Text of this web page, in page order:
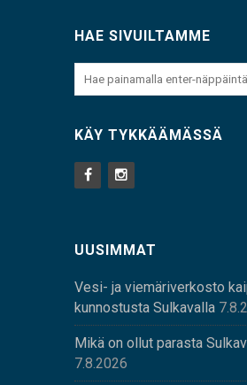
HAE SIVUILTAMME
KÄY TYKKÄÄMÄSSÄ
UUSIMMAT
Vesi- ja viemäriverkosto
kunnostusta Sulkavalla
Mikä on ollut parasta
7.8.2026